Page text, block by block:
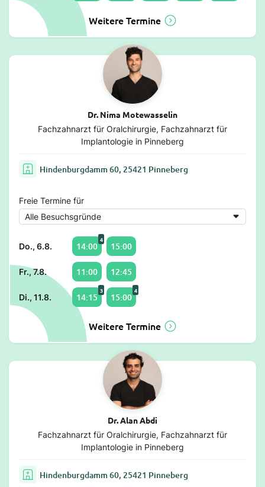
Weitere Termine
Dr. Nima Motewasselin
Fachzahnarzt für Oralchirurgie, Fachzahnarzt für
Implantologie in Pinneberg
Hindenburgdamm 60, 25421 Pinneberg
Freie Termine für
Do., 6.8. 14:00
4
15:00
Fr., 7.8. 11:00 12:45
Di., 11.8. 14:15
3
15:00
4
Weitere Termine
Dr. Alan Abdi
Fachzahnarzt für Oralchirurgie, Fachzahnarzt für
Implantologie in Pinneberg
Hindenburgdamm 60, 25421 Pinneberg